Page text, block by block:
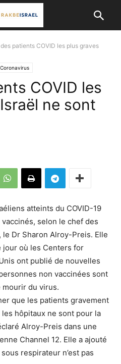
patients COVID les plus graves
Coronavirus
COVID les
ne sont
atteints du COVID-19
selon le chef des
Dr Sharon Alroy-Preis. Elle
jour où les Centers for
ont publié de nouvelles
non vaccinées sont
mourir du virus.
que les patients gravement
hôpitaux ne sont pour la
Alroy-Preis dans une
Channel 12. Elle a ajouté
respirateur n’est pas